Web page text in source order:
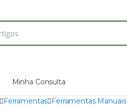
Minha Consulta
Ferramentas Ferramentas Manuais